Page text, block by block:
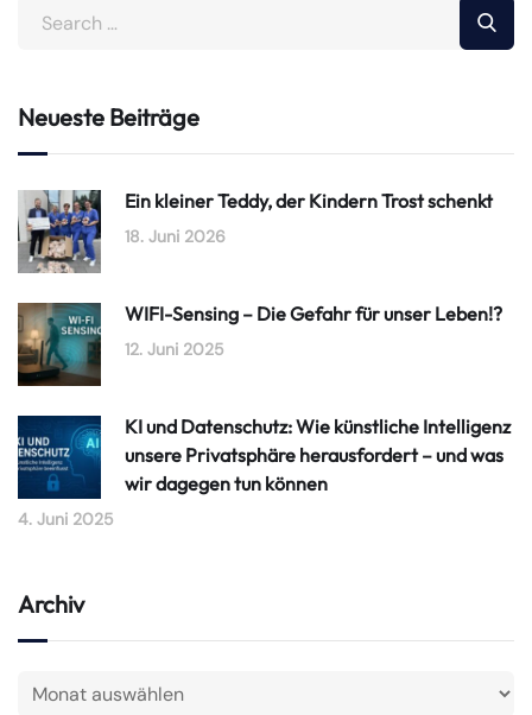
Neueste Beiträge
Ein kleiner Teddy, der Kindern Trost schenkt
18. Juni 2026
WIFI-Sensing – Die Gefahr für unser Leben!?
12. Juni 2025
KI und Datenschutz: Wie künstliche Intelligenz
unsere Privatsphäre herausfordert – und was
wir dagegen tun können
4. Juni 2025
Archiv